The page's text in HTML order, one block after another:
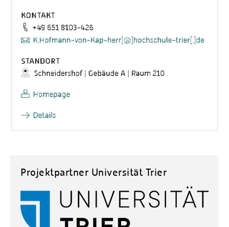
Projektpartner Universität Trier